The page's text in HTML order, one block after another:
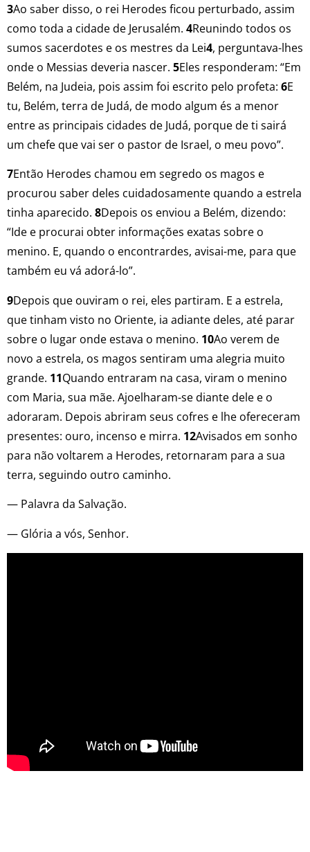
3Ao saber disso, o rei Herodes ficou perturbado, assim
como toda a cidade de Jerusalém. 4Reunindo todos os
sumos sacerdotes e os mestres da Lei4, perguntava-lhes
onde o Messias deveria nascer. 5Eles responderam: “Em
Belém, na Judeia, pois assim foi escrito pelo profeta: 6E
tu, Belém, terra de Judá, de modo algum és a menor
entre as principais cidades de Judá, porque de ti sairá
um chefe que vai ser o pastor de Israel, o meu povo”.
7Então Herodes chamou em segredo os magos e
procurou saber deles cuidadosamente quando a estrela
tinha aparecido. 8Depois os enviou a Belém, dizendo:
“Ide e procurai obter informações exatas sobre o
menino. E, quando o encontrardes, avisai-me, para que
também eu vá adorá-lo”.
9Depois que ouviram o rei, eles partiram. E a estrela,
que tinham visto no Oriente, ia adiante deles, até parar
sobre o lugar onde estava o menino. 10Ao verem de
novo a estrela, os magos sentiram uma alegria muito
grande. 11Quando entraram na casa, viram o menino
com Maria, sua mãe. Ajoelharam-se diante dele e o
adoraram. Depois abriram seus cofres e lhe ofereceram
presentes: ouro, incenso e mirra. 12Avisados em sonho
para não voltarem a Herodes, retornaram para a sua
terra, seguindo outro caminho.
— Palavra da Salvação.
— Glória a vós, Senhor.